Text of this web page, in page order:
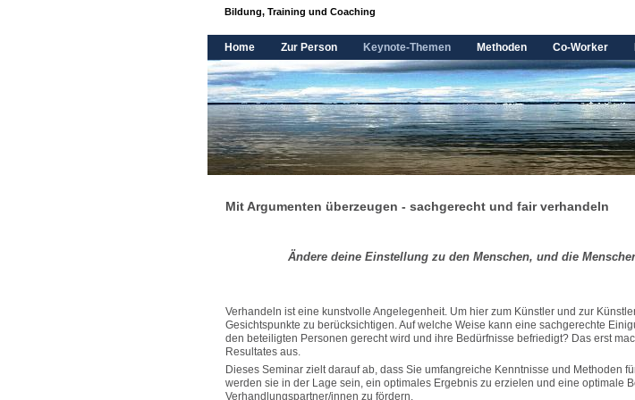
Bildung, Training und Coaching
Home Zur Person Keynote-Themen Methoden Co-Worker
Mit Argumenten überzeugen - sachgerecht und fair verhandeln
Ändere deine Einstellung zu den Menschen, und die
Verhandeln ist eine kunstvolle Angelegenheit. Um hier zum Künstler und zur
Gesichtspunkte zu berücksichtigen. Auf welche Weise kann eine sachgerechte
den beteiligten Personen gerecht wird und ihre Bedürfnisse befriedigt? Das erst
Resultates aus.
Dieses Seminar zielt darauf ab, dass Sie umfangreiche Kenntnisse und Methoden
werden sie in der Lage sein, ein optimales Ergebnis zu erzielen und eine optimale
Verhandlungspartner/innen zu fördern.